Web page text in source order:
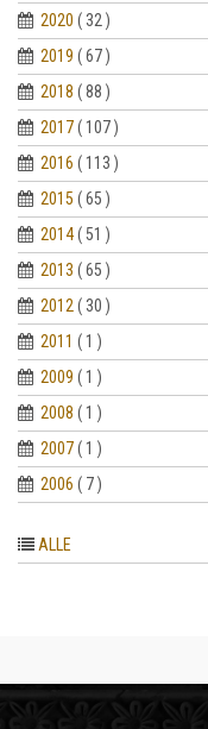
2020 ( 32 )
2019 ( 67 )
2018 ( 88 )
2017( 107 )
2016 ( 113 )
2015 ( 65 )
2014( 51 )
2013 ( 65 )
2012( 30 )
2011 ( 1 )
2009 ( 1 )
2008 ( 1 )
2007( 1 )
2006 ( 7 )
ALLE